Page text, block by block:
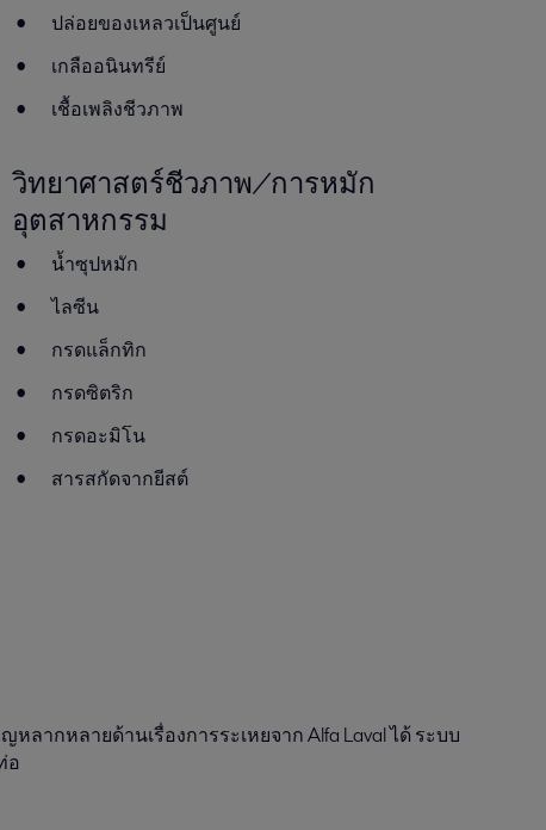
ปล่อยของเหลวเป็นศูนย์
เกลืออนินทรีย์
เชื้อเพลิงชีวภาพ
วิทยาศาสตร์ชีวภาพ/การหมัก
อุตสาหกรรม
น้ำซุปหมัก
ไลซีน
กรดแล็กทิก
กรดซิตริก
กรดอะมิโน
สารสกัดจากยีสต์
หลากหลายด้านเรื่องการระเหยจากAlfa Lavalได้ ระบบ
อ